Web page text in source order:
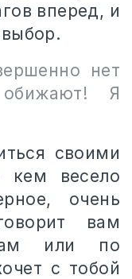
вперед, и
нет
Я
своими
кем весело
очень
вам
или по
с тобой